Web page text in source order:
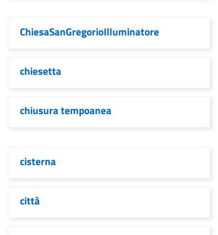
ChiesaSanGregorioIlluminatore
chiesetta
chiusura tempoanea
cisterna
città